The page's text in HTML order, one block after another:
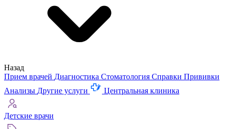
Назад
Прием врачей Диагностика Стоматология Справки Прививки
Анализы Другие услуги Центральная клиника
Детские врачи